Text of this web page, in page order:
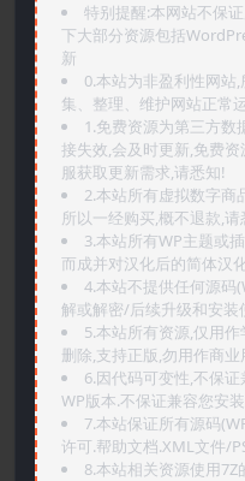
特别提醒:本网站不保
下大部分资源包括
新
0.本站为非盈利性网站
集、整理、维护网站正常
1.免费资源为第三方数
接失效,会及时更新,免费
服获取更新需求,请悉知!
2.本站所有虚拟数字商
所以一经购买,概不退款,请
3.本站所有WP主题或
而成并对汉化后的简体汉
4.本站不提供任何源码
解或解密/后续升级和安装
5.本站所有资源,仅用
删除,支持正版,勿用作商业
6.因代码可变性,不保
WP版本.不保证兼容您安
7.本站保证所有源码
许可.帮助文档.XML文件/
8.本站相关资源使用